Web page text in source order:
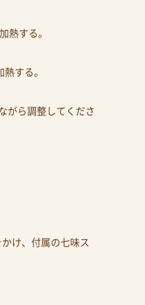
熱する。
する。
がら調整してくださ
け、付属の七味ス